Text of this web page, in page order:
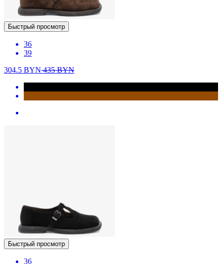
Быстрый просмотр
36
39
304.5 BYN435BYN
Быстрый просмотр
36